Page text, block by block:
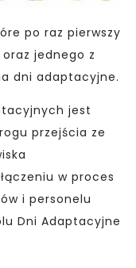
po raz pierwszy
jednego z
dni adaptacyjne.
jest
przejścia ze
w proces
i personelu
Dni Adaptacyjne